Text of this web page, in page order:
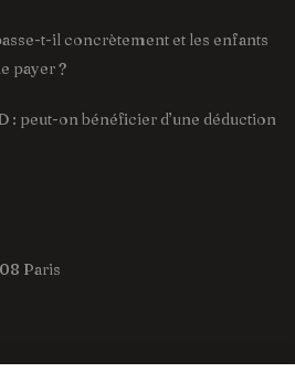
t-il concrètement et les enfants
payer ?
: peut-on bénéficier d’une déduction
Paris
de-retraite.fr